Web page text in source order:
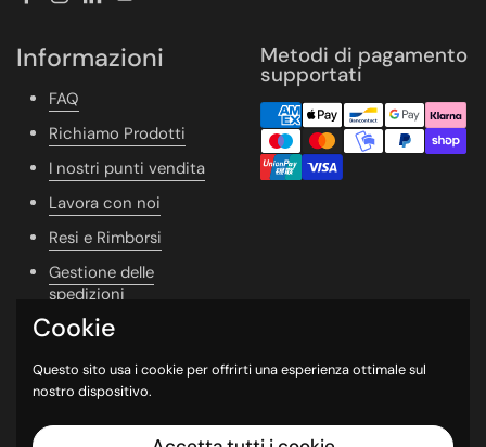
Facebook
Instagram
LinkedInYouTube
Informazioni
FAQ
Richiamo Prodotti
I nostri punti vendita
Lavora con noi
Resi e Rimborsi
Gestione delle
spedizioni
Vivere Naturale
Whishlist
Newsletter
Contatti
Metodi di pagamento
supportati
Cookie
Questo sito usa i cookie per offrirti una esperienza ottimale sul
nostro dispositivo.